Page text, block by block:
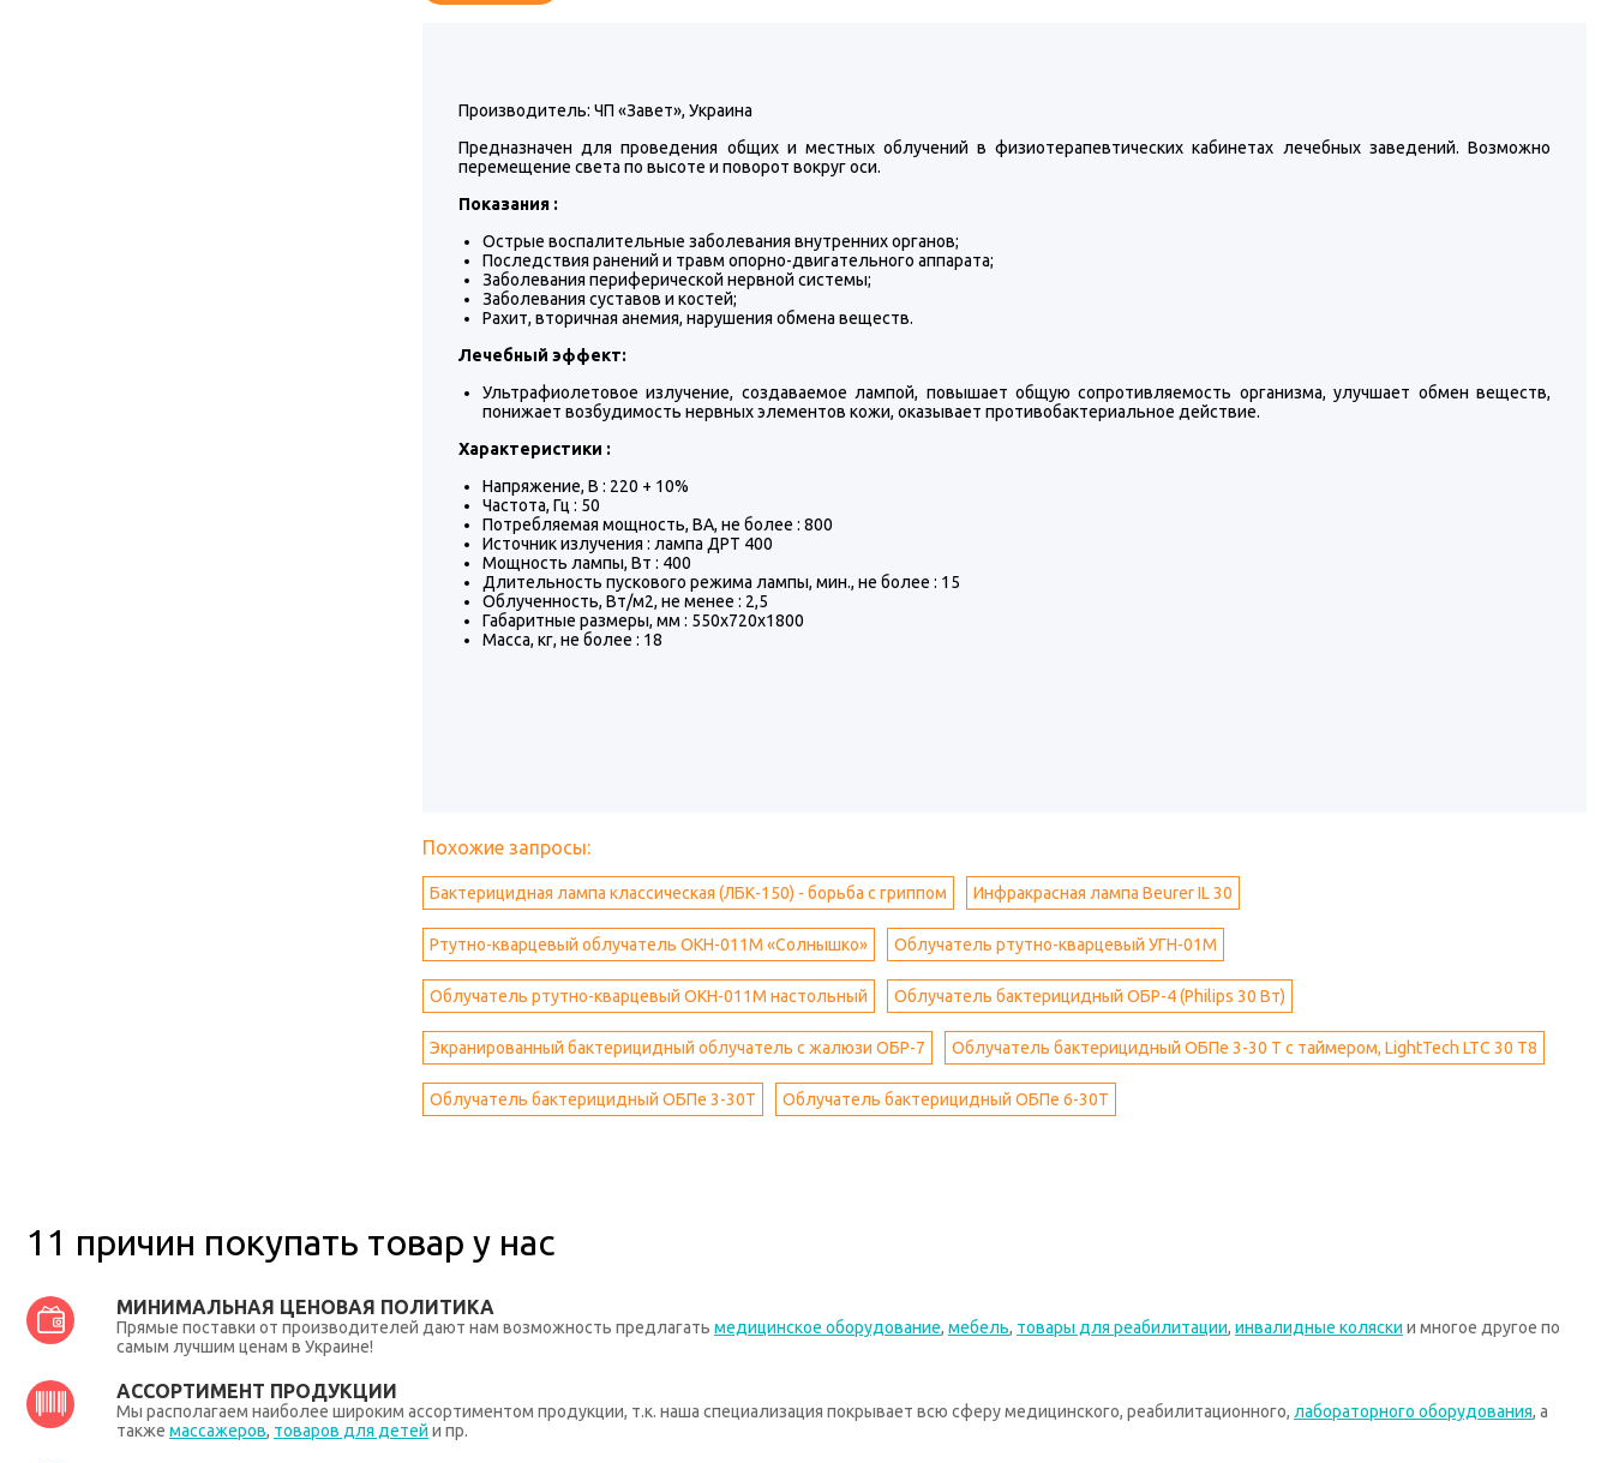
Производитель: ЧП «Завет», Украина
Предназначен для проведения общих и местных облучений в физиотерапевтических кабинетах лечебных заведений. Возможно
перемещение света по высоте и поворот вокруг оси.
Показания :
Острые воспалительные заболевания внутренних органов;
Последствия ранений и травм опорно-двигательного аппарата;
Заболевания периферической нервной системы;
Заболевания суставов и костей;
Рахит, вторичная анемия, нарушения обмена веществ.
Лечебный эффект:
Ультрафиолетовое излучение, создаваемое лампой, повышает общую сопротивляемость организма, улучшает обмен веществ,
понижает возбудимость нервных элементов кожи, оказывает противобактериальное действие.
Характеристики :
Напряжение, В : 220 + 10%
Частота, Гц : 50
Потребляемая мощность, ВА, не более : 800
Источник излучения : лампа ДРТ 400
Мощность лампы, Вт : 400
Длительность пускового режима лампы, мин., не более : 15
Облученность, Вт/м2, не менее : 2,5
Габаритные размеры, мм : 550х720х1800
Масса, кг, не более : 18
Похожие запросы:
Бактерицидная лампа классическая (ЛБК-150) - борьба с гриппом Инфракрасная лампа Beurer IL 30
Ртутно-кварцевый облучатель ОКН-011М «Солнышко» Облучатель ртутно-кварцевый УГН-01М
Облучатель ртутно-кварцевый ОКН-011М настольный Облучатель бактерицидный ОБР-4 (Philips 30 Вт)
Экранированный бактерицидный облучатель с жалюзи ОБР-7 Облучатель бактерицидный ОБПе 3-30 Т с таймером, LightTech LTC 30 T8
Облучатель бактерицидный ОБПе 3-30Т Облучатель бактерицидный ОБПе 6-30Т
11 причин покупать товар у нас
МИНИМАЛЬНАЯ ЦЕНОВАЯ ПОЛИТИКА
Прямые поставки от производителей дают нам возможность предлагать медицинское оборудование, мебель, товары для реабилитации, инвалидные коляски и многое другое по
самым лучшим ценам в Украине!
АССОРТИМЕНТ ПРОДУКЦИИ
Мы располагаем наиболее широким ассортиментом продукции, т.к. наша специализация покрывает всю сферу медицинского, реабилитационного, лабораторного оборудования, а
также массажеров, товаров для детей и пр.